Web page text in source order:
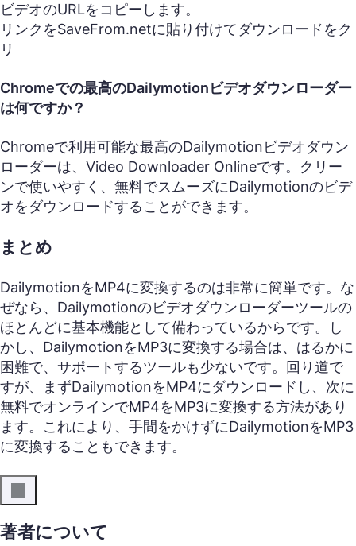
ビデオのURLをコピーします。
リンクをSaveFrom.netに貼り付けてダウンロードをク
リ
Chromeでの最高のDailymotionビデオダウンローダー
は何ですか？
Chromeで利用可能な最高のDailymotionビデオダウン
ローダーは、Video Downloader Onlineです。クリー
ンで使いやすく、無料でスムーズにDailymotionのビデ
オをダウンロードすることができます。
まとめ
DailymotionをMP4に変換するのは非常に簡単です。な
ぜなら、Dailymotionのビデオダウンローダーツールの
ほとんどに基本機能として備わっているからです。し
かし、DailymotionをMP3に変換する場合は、はるかに
困難で、サポートするツールも少ないです。回り道で
すが、まずDailymotionをMP4にダウンロードし、次に
無料でオンラインでMP4をMP3に変換する方法があり
ます。これにより、手間をかけずにDailymotionをMP3
に変換することもできます。
著者について